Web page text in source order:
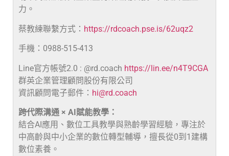
力。
蔡教練聯繫方式： https://rdcoach.pse.is/62uqz2
手機：0988-515-413
Line官方帳號2.0 : @rd.coach https://lin.ee/n4T9CGA
群英企業管理顧問股份有限公司
資訊顧問電子郵件： hi@rd.coach
跨代際溝通 × AI賦能教學：
結合AI應用、數位工具教學與熟齡學習經驗，專注於
中高齡與中小企業的數位轉型輔導，擅長從0到1建構
數位素養。